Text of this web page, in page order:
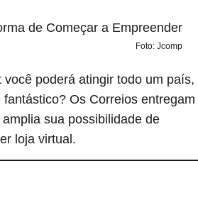
Foto: Jcomp
poderá atingir todo um país,
Os Correios entregam
sua possibilidade de
loja virtual.